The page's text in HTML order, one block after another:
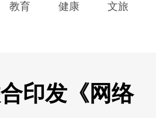
教育 健康 文旅
印发《网络